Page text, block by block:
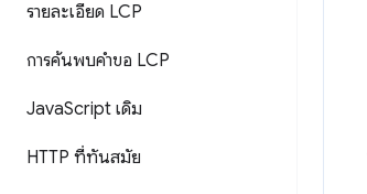
รายละเอียด LCP
การค้นพบคำขอ LCP
JavaScript เดิม
HTTP ที่ทันสมัย